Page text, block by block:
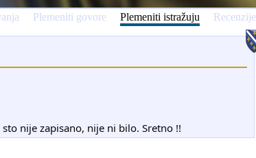
Plemeniti govore Plemeniti istražuju Recenzije
nije zapisano, nije ni bilo. Sretno !!